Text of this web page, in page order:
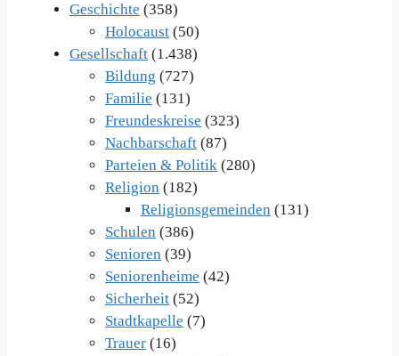
Geschichte (358)
Holocaust (50)
Gesellschaft (1.438)
Bildung (727)
Familie (131)
Freundeskreise (323)
Nachbarschaft (87)
Parteien & Politik (280)
Religion (182)
Religionsgemeinden (131)
Schulen (386)
Senioren (39)
Seniorenheime (42)
Sicherheit (52)
Stadtkapelle (7)
Trauer (16)